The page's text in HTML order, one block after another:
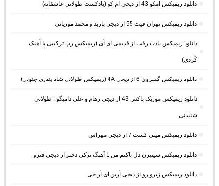
دانلود ریمیکس امکو 43 از دیجی ام کو (پادکست طولانی عاشقانه)
دانلود ریمیکس تهران فیت 55 از دیجی باربد و محمد موریانی
دانلود ریمیکس یادت رفت از قدیمی ای آی (ریمیکس رپ ترکیبی با آهنک
کُردی)
دانلود ریمیکس گمبرون 6 از دیجی 4A (ریمیکس طولانی شاد بندری جنوبی)
دانلود ریمیکس موزیک باکس 43 از دیجی رهام و علی دامیگو | طولانی
شنیدنی
دانلود ریمیکس مینی کست 7 از دیجی مهراس
دانلود ریمیکس سیتیزن دل پاکتم من با آهنگ ترکی دختر از دیجی فنزو
دانلود ریمیکس زیرو رو از دیجی آرین ای آر جی